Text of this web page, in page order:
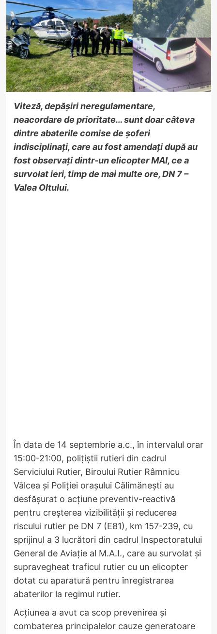
Viteză, depășiri neregulamentare,
neacordare de prioritate… sunt doar câteva
dintre abaterile comise de șoferi
indisciplinați, care au fost amendați după au
fost observați dintr-un elicopter MAI, ce a
survolat ieri, timp de mai multe ore, DN 7 –
Valea Oltului.
În data de 14 septembrie a.c., în intervalul orar
15:00-21:00, polițiștii rutieri din cadrul
Serviciului Rutier, Biroului Rutier Râmnicu
Vâlcea și Poliției orașului Călimănești au
desfășurat o acțiune preventiv-reactivă
pentru creșterea vizibilității și reducerea
riscului rutier pe DN 7 (E81), km 157-239, cu
sprijinul a 3 lucrători din cadrul Inspectoratului
General de Aviație al M.A.I., care au survolat și
supravegheat traficul rutier cu un elicopter
dotat cu aparatură pentru înregistrarea
abaterilor la regimul rutier.
Acțiunea a avut ca scop prevenirea și
combaterea principalelor cauze generatoare